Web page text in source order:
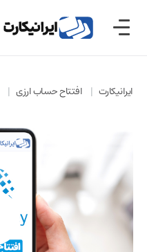
ایرانیکارت افتتاح حساب ارزی